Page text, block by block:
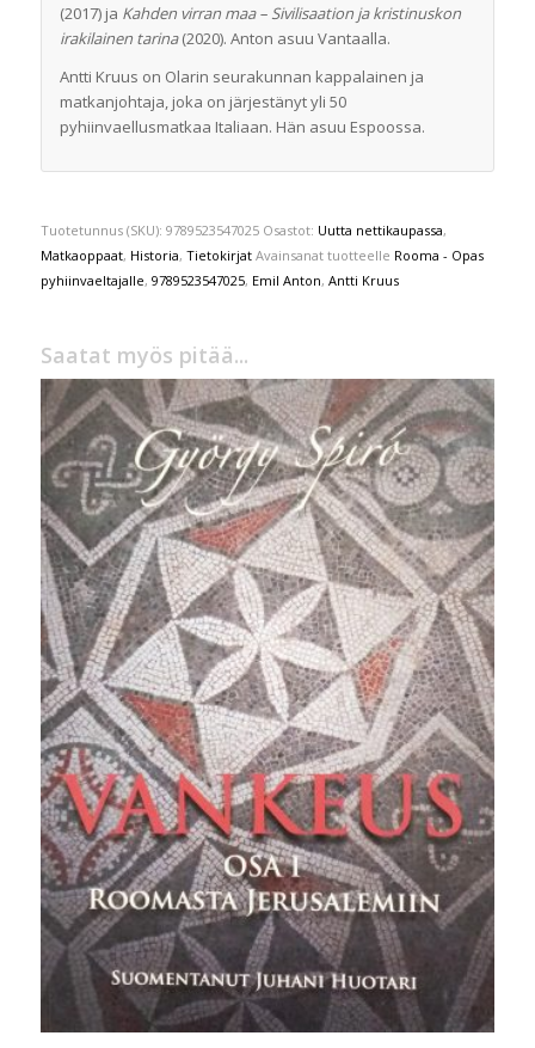
(2017) ja Kahden virran maa – Sivilisaation ja kristinuskon
irakilainen tarina(2020). Anton asuu Vantaalla.
Antti Kruus on Olarin seurakunnan kappalainen ja
matkanjohtaja, joka on järjestänyt yli 50
pyhiinvaellusmatkaa Italiaan. Hän asuu Espoossa.
Tuotetunnus (SKU): 9789523547025 Osastot: Uutta nettikaupassa,
Matkaoppaat, Historia, Tietokirjat Avainsanat tuotteelle Rooma - Opas
pyhiinvaeltajalle, 9789523547025, Emil Anton, Antti Kruus
Saatat myös pitää...